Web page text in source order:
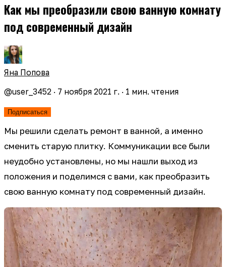
Как мы преобразили свою ванную комнату
под современный дизайн
Яна Попова
@user_3452 · 7 ноября 2021 г. · 1 мин. чтения
Подписаться
Мы решили сделать ремонт в ванной, а именно
сменить старую плитку. Коммуникации все были
неудобно установлены, но мы нашли выход из
положения и поделимся с вами, как преобразить
свою ванную комнату под современный дизайн.